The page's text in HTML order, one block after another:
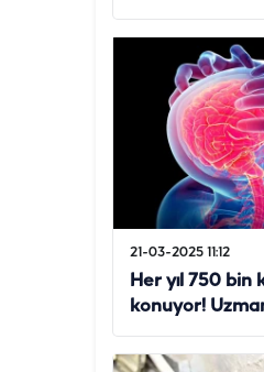
21-03-2025 11:12
Her yıl 750 bin
konuyor!